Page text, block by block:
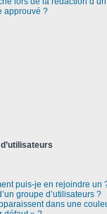
approuvé ?
puis-je en rejoindre un
groupe d’utilisateurs ?
dans une